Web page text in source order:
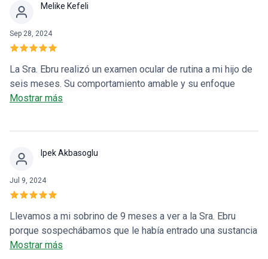
Melike Kefeli
Sep 28, 2024
La Sra. Ebru realizó un examen ocular de rutina a mi hijo de
seis meses. Su comportamiento amable y su enfoque
compasivo hacia los niños fueron tan reconfortantes que
con ella para su próximo chequeo de rutina. Estamos muy
Mostrar más
Ipek Akbasoglu
Jul 9, 2024
Llevamos a mi sobrino de 9 meses a ver a la Sra. Ebru
porque sospechábamos que le había entrado una sustancia
química en el ojo. Mi sobrino, que normalmente es muy
Mostrar más